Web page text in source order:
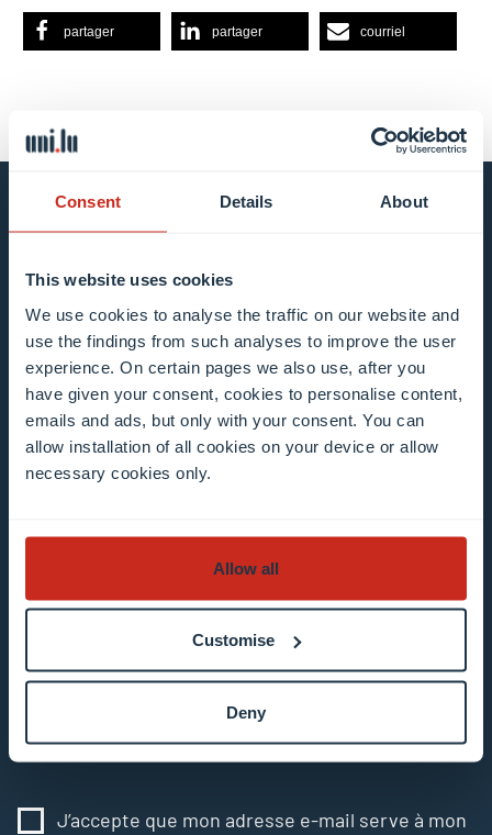
Consent Details About
This website uses cookies
We use cookies to analyse the traffic on our website and
use the findings from such analyses to improve the user
experience. On certain pages we also use, after you
have given your consent, cookies to personalise content,
emails and ads, but only with your consent. You can
allow installation of all cookies on your device or allow
necessary cookies only.
Allow all
Customise
Deny
partager partager courriel
Restez au courant en vous
inscrivant à notre bulletin
d’information
Tous les champs sont obligatoires
Faites votre choix dans notre/nos liste(s) de
diffusion
Mailing list 0 items selected
Introduisez votre adresse e-mail
Exemple : contact@uni.lu
J’accepte que mon adresse e-mail serve à mon